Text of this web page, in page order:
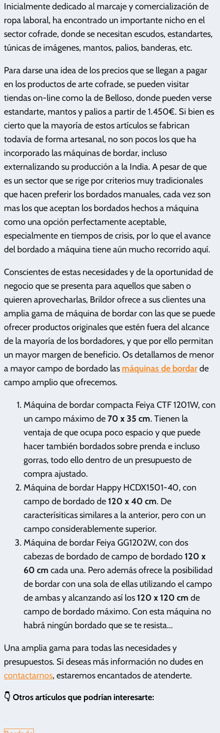
Inicialmente dedicado al marcaje y comercialización de
ropa laboral, ha encontrado un importante nicho en el
sector cofrade, donde se necesitan escudos, estandartes,
túnicas de imágenes, mantos, palios, banderas, etc.
Para darse una idea de los precios que se llegan a pagar
en los productos de arte cofrade, se pueden visitar
tiendas on-line como la de Belloso, donde pueden verse
estandarte, mantos y palios a partir de 1.450€. Si bien es
cierto que la mayoría de estos artículos se fabrican
todavía de forma artesanal, no son pocos los que ha
incorporado las máquinas de bordar, incluso
externalizando su producción a la India. A pesar de que
es un sector que se rige por criterios muy tradicionales
que hacen preferir los bordados manuales, cada vez son
mas los que aceptan los bordados hechos a máquina
como una opción perfectamente aceptable,
especialmente en tiempos de crisis, por lo que el avance
del bordado a máquina tiene aún mucho recorrido aquí.
Conscientes de estas necesidades y de la oportunidad de
negocio que se presenta para aquellos que saben o
quieren aprovecharlas, Brildor ofrece a sus clientes una
amplia gama de máquina de bordar con las que se puede
ofrecer productos originales que estén fuera del alcance
de la mayoría de los bordadores, y que por ello permitan
un mayor margen de beneficio. Os detallamos de menor
a mayor campo de bordado las máquinas de bordarde
campo amplio que ofrecemos.
Máquina de bordar compacta Feiya CTF 1201W, con
un campo máximo de70 x 35 cm. Tienen la
ventaja de que ocupa poco espacio y que puede
hacer también bordados sobre prenda e incluso
gorras, todo ello dentro de un presupuesto de
compra ajustado.
Máquina de bordar Happy HCDX1501-40, con
campo de bordado de120 x 40 cm. De
caracterísiticas similares a la anterior, pero con un
campo considerablemente superior.
Máquina de bordar Feiya GG1202W, con dos
cabezas de bordado de campo de bordado120 x
60 cm cada una. Pero además ofrece la posibilidad
de bordar con una sola de ellas utilizando el campo
de ambas y alcanzando así los120 x 120 cm de
campo de bordado máximo. Con esta máquina no
habrá ningún bordado que se te resista...
Una amplia gama para todas las necesidades y
presupuestos. Si deseas más información no dudes en
contactarnos, estaremos encantados de atenderte.
👇 Otros artículos que podrían interesarte: